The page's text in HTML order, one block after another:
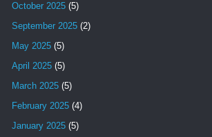
October 2025 (5)
September 2025 (2)
May 2025 (5)
April 2025 (5)
March 2025 (5)
February 2025 (4)
January 2025 (5)